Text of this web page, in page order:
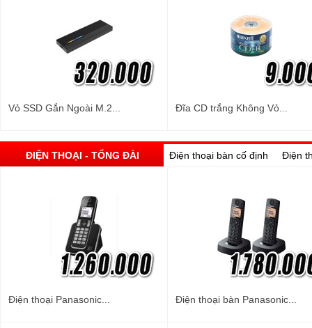
Vỏ SSD Gắn Ngoài M.2... Đĩa CD trắng Không Vỏ...
ĐIỆN THOẠI - TỔNG ĐÀI Điện thoại bàn cố định Điện
Điện thoại Panasonic... Điện thoại bàn Panasonic...